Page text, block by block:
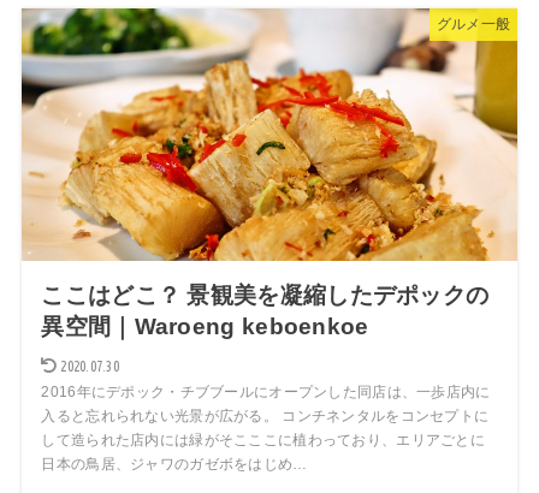
グルメ一般
ここはどこ？ 景観美を凝縮したデポックの
異空間｜Waroeng keboenkoe
2020.07.30
2016年にデポック・チブブールにオープンした同店は、一歩店内に
入ると忘れられない光景が広がる。 コンチネンタルをコンセプトに
して造られた店内には緑がそこここに植わっており、エリアごとに
日本の鳥居、ジャワのガゼボをはじめ…